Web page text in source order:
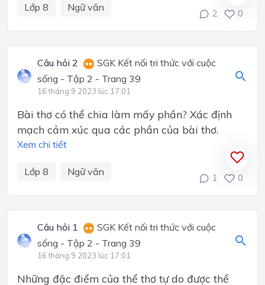
Lớp 8 Ngữ văn
2 0
Câu hỏi 2
SGK Kết nối tri thức với cuộc
sống - Tập 2 - Trang 39
16 tháng 9 2023 lúc 17:01
Bài thơ có thể chia làm mấy phần? Xác định
mạch cảm xúc qua các phần của bài thơ.
Xem chi tiết
Lớp 8 Ngữ văn
1 0
Câu hỏi 1
SGK Kết nối tri thức với cuộc
sống - Tập 2 - Trang 39
16 tháng 9 2023 lúc 17:01
Những đặc điểm của thể thơ tự do được thể